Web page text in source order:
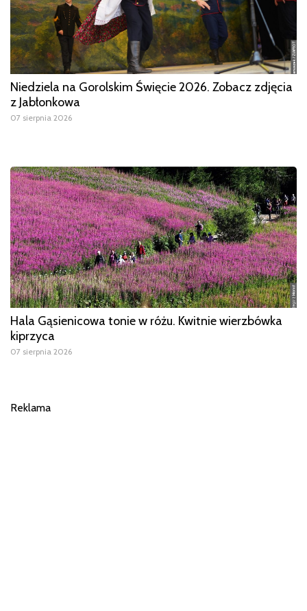
Niedziela na Gorolskim Święcie 2026. Zobacz zdjęcia
z Jabłonkowa
07 sierpnia 2026
Hala Gąsienicowa tonie w różu. Kwitnie wierzbówka
kiprzyca
07 sierpnia 2026
Reklama